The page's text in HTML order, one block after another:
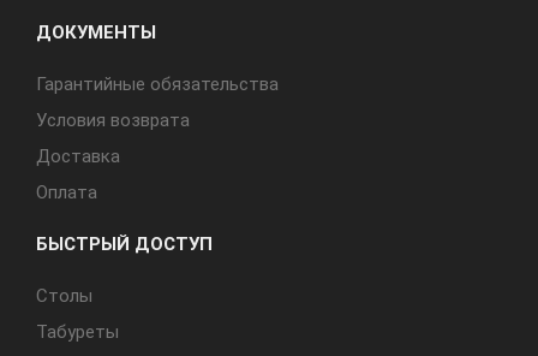
ДОКУМЕНТЫ
Гарантийные обязательства
Условия возврата
Доставка
Оплата
БЫСТРЫЙ ДОСТУП
Cтолы
Табуреты